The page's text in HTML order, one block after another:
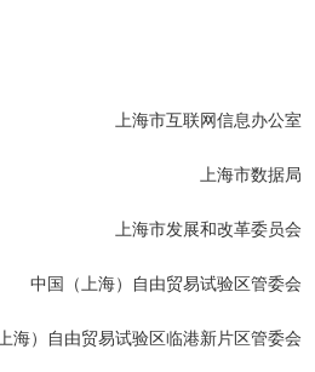
上海市互联网信息办公室
上海市数据局
上海市发展和改革委员会
中国（上海）自由贸易试验区管委会
海）自由贸易试验区临港新片区管委会